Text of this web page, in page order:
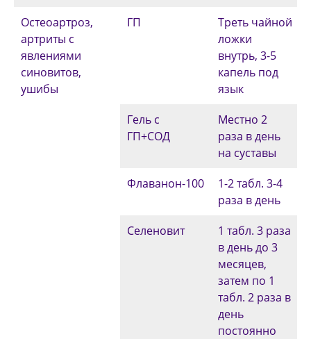
Остеоартроз,
артриты с
явлениями
синовитов,
ушибы
ГП
Треть чайной
ложки
внутрь, 3-5
капель под
язык
Гель с
ГП+СОД
Местно 2
раза в день
на суставы
Флаванон-100
1-2 табл. 3-4
раза в день
Селеновит
1 табл. 3 раза
в день до 3
месяцев,
затем по 1
табл. 2 раза в
день
постоянно